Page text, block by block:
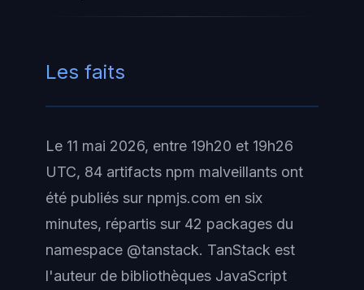
Les faits
Le 11 mai 2026, entre 19h20 et 19h26
UTC, 84 artifacts npm malveillants ont
été publiés sur npmjs.com en six
minutes, répartis sur 42 packages du
namespace @tanstack. TanStack est
l'auteur de bibliothèques JavaScript